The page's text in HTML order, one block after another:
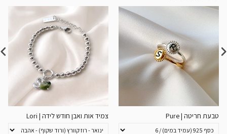
טבעת חריטה | Pure צמיד אות ואבן חודש לידה | Lori